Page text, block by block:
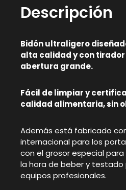
Descripción
Bidón ultraligero
alta calidad y con
abertura grande.
Fácil de limpiar y
calidad alimentaria, sin
Además está fabricado
internacional para los
con el grosor especial
la hora de beber y testado
equipos profesionales.